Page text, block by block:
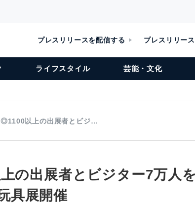
プレスリリースを配信する プレスリリー
ライフスタイル 芸能・文化
◎1100以上の出展者とビジ…
の出展者とビジター7万人
具展開催